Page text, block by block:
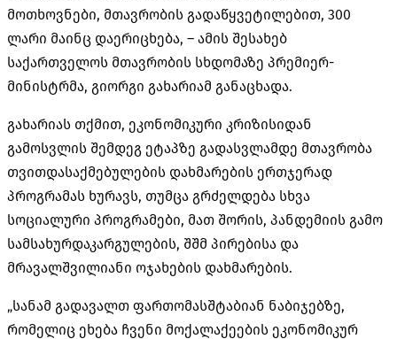
მოთხოვნები, მთავრობის გადაწყვეტილებით, 300
ლარი მაინც დაერიცხება, – ამის შესახებ
საქართველოს მთავრობის სხდომაზე პრემიერ-
მინისტრმა, გიორგი გახარიამ განაცხადა.
გახარიას თქმით, ეკონომიკური კრიზისიდან
გამოსვლის შემდეგ ეტაპზე გადასვლამდე მთავრობა
თვითდასაქმებულების დახმარების ერთჯერად
პროგრამას ხურავს, თუმცა გრძელდება სხვა
სოციალური პროგრამები, მათ შორის, პანდემიის გამო
სამსახურდაკარგულების, შშმ პირებისა და
მრავალშვილიანი ოჯახების დახმარების.
„სანამ გადავალთ ფართომასშტაბიან ნაბიჯებზე,
რომელიც ეხება ჩვენი მოქალაქეების ეკონომიკურ